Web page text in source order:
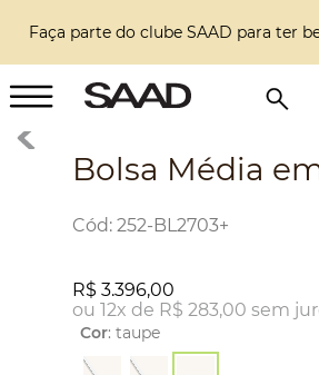
Faça parte do clube SAAD para ter
Bolsa Média
: 252-BL2703+
R$ 3.396,00
ou 12x de R$ 283,00 sem
Cor: taupe